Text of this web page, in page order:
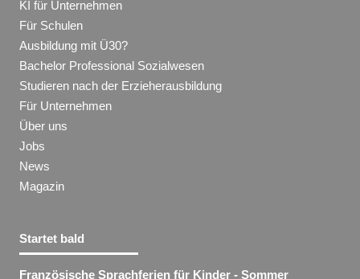
KI für Unternehmen
Für Schulen
Ausbildung mit Ü30?
Bachelor Professional Sozialwesen
Studieren nach der Erzieherausbildung
Für Unternehmen
Über uns
Jobs
News
Magazin
Startet bald
Französische Sprachferien für Kinder - Sommer